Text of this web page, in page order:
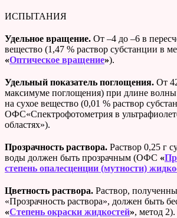
ИСПЫТАНИЯ
Удельное вращение. От –4 до –6 в
вещество (1,47 % раствор субстанции в
«Оптическое вращение»).
Удельный показатель поглощения. От
максимуме поглощения) при длине волны
на сухое вещество (0,01 % раствор
ОФС«Спектрофотометрия в
областях»).
Прозрачность раствора. Раствор 0,25 г
воды должен быть прозрачным (ОФС «
степень опалесценции (мутности)
Цветность раствора. Раствор,
«Прозрачность раствора», должен быть
«Степень окраски жидкостей», метод 2).